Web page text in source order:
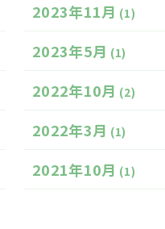
2023年11月 (1)
2023年5月 (1)
2022年10月 (2)
2022年3月 (1)
2021年10月 (1)